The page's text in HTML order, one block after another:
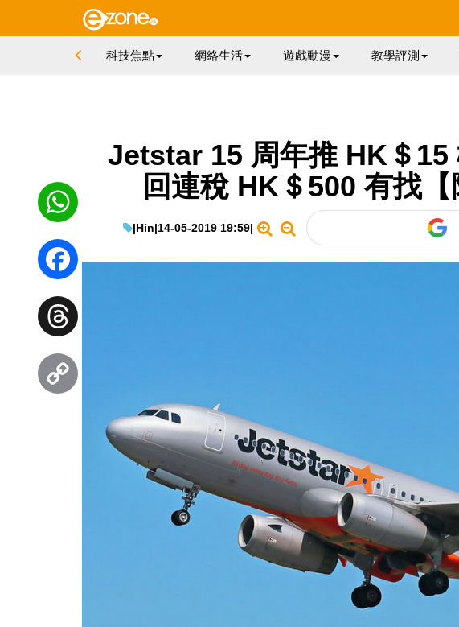
科技焦點 網絡生活 遊戲動漫 教學評測
Jetstar 15 周年推 HK＄15
回連稅 HK＄500 有找【
|Hin|14-05-2019 19:59|
WhatsApp
Facebook
Threads